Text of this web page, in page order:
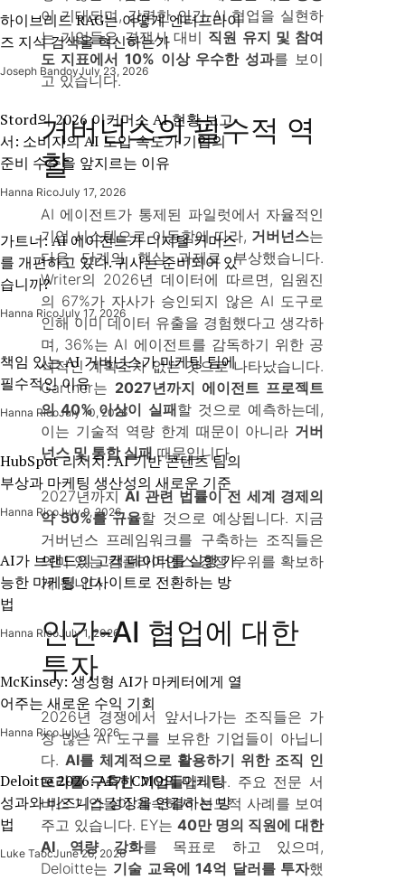
이 기대되며, 강력한 인간-AI 협업을 실현하
는 기업들은 경쟁사 대비 직원 유지 및 참여
도 지표에서 10% 이상 우수한 성과를 보이
고 있습니다.
거버넌스의 필수적 역
할
AI 에이전트가 통제된 파일럿에서 자율적인
기업 시스템으로 이동함에 따라, 거버넌스는
다음 단계의 핵심 과제로 부상했습니다.
Writer의 2026년 데이터에 따르면, 임원진
의 67%가 자사가 승인되지 않은 AI 도구로
인해 이미 데이터 유출을 경험했다고 생각하
며, 36%는 AI 에이전트를 감독하기 위한 공
식적인 계획조차 없는 것으로 나타났습니다.
Gartner는 2027년까지 에이전트 프로젝트
의 40% 이상이 실패할 것으로 예측하는데,
이는 기술적 역량 한계 때문이 아니라 거버
넌스 및 통합 실패때문입니다.
2027년까지AI 관련 법률이 전 세계 경제의
약 50%를 규율할 것으로 예상됩니다. 지금
거버넌스 프레임워크를 구축하는 조직들은
의미 있는 컴플라이언스 경쟁 우위를 확보하
게 됩니다.
인간-AI 협업에 대한
투자
2026년 경쟁에서 앞서나가는 조직들은 가
장 많은 AI 도구를 보유한 기업들이 아닙니
다. AI를 체계적으로 활용하기 위한 조직 인
프라를 구축한 기업들입니다. 주요 전문 서
비스 기업들이 계속해서 선도적 사례를 보여
주고 있습니다. EY는40만 명의 직원에 대한
AI 역량 강화를 목표로 하고 있으며,
Deloitte는 기술 교육에 14억 달러를 투자했
하이브리드 RAG는 어떻게 엔터프라이
즈 지식 검색을 혁신하는가
Joseph BandoyJuly 23, 2026
Stord의 2026 이커머스 AI 현황 보고
서: 소비자의 AI 도입 속도가 기업의
준비 수준을 앞지르는 이유
Hanna RicoJuly 17, 2026
가트너: AI 에이전트가 디지털 커머스
를 개편하고 있다. 귀사는 준비되어 있
습니까?
Hanna RicoJuly 17, 2026
책임 있는 AI 거버넌스가 마케팅 팀에
필수적인 이유
Hanna RicoJuly 10, 2026
HubSpot 리서치: AI 기반 콘텐츠 팀의
부상과 마케팅 생산성의 새로운 기준
Hanna RicoJuly 9, 2026
AI가 브랜드의 고객 데이터를 실행 가
능한 마케팅 인사이트로 전환하는 방
법
Hanna RicoJuly 1, 2026
McKinsey: 생성형 AI가 마케터에게 열
어주는 새로운 수익 기회
Hanna RicoJuly 1, 2026
Deloitte 2026: AI가 CMO의 마케팅
성과와 비즈니스 성장을 연결하는 방
법
Luke TaocJune 26, 2026